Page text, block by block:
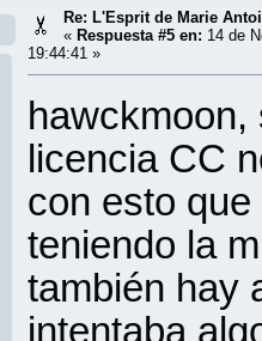
Re: L'Esprit de Marie
« Respuesta #5 en: 14 de
19:44:41 »
hawckmoon,
licencia CC
con esto
teniendo la
también hay
intentaba